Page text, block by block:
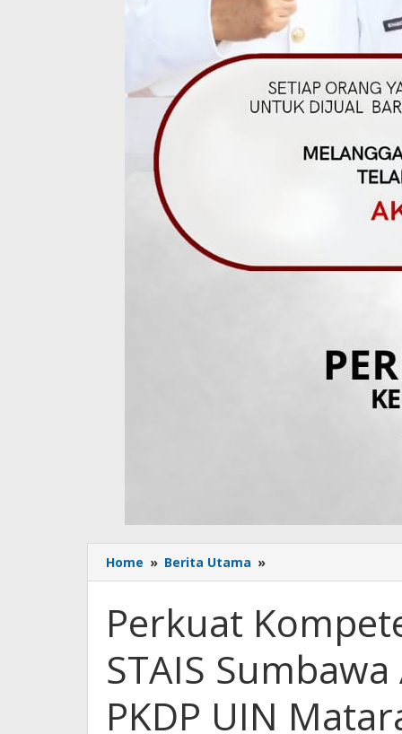
Home » Berita Utama »
Kompetensi
Dosen
STAIS
Sumbawa
Ambil
dalam
Perkuat
STAIS
PKDP UIN